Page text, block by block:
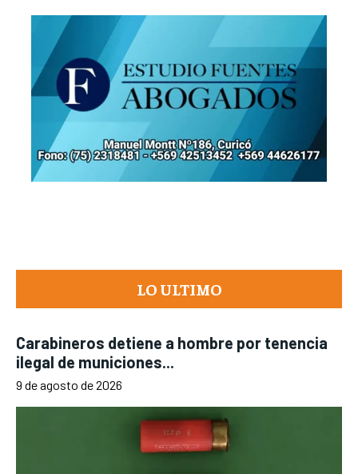
LO ULTIMO
Carabineros detiene a hombre por tenencia
ilegal de municiones...
9 de agosto de 2026